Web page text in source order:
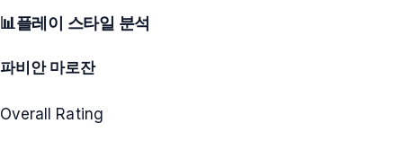
📊플레이 스타일 분석
파비안 마로잔
Overall Rating